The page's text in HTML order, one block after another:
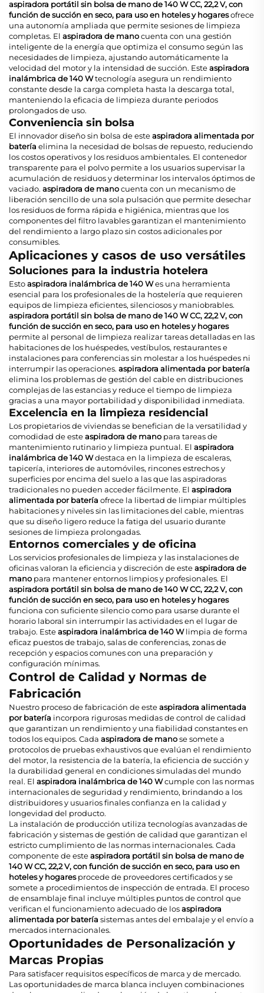
aspiradora portátil sin bolsa de mano de 140 W CC, 22,2 V, con
función de succión en seco, para uso en hoteles y hogaresofrece
una autonomía ampliada que permite sesiones de limpieza
completas. El aspiradora de manocuenta con una gestión
inteligente de la energía que optimiza el consumo según las
necesidades de limpieza, ajustando automáticamente la
velocidad del motor y la intensidad de succión. Esteaspiradora
inalámbrica de 140 Wtecnología asegura un rendimiento
constante desde la carga completa hasta la descarga total,
manteniendo la eficacia de limpieza durante periodos
prolongados de uso.
Conveniencia sin bolsa
El innovador diseño sin bolsa de esteaspiradora alimentada por
batería elimina la necesidad de bolsas de repuesto, reduciendo
los costos operativos y los residuos ambientales. El contenedor
transparente para el polvo permite a los usuarios supervisar la
acumulación de residuos y determinar los intervalos óptimos de
vaciado. aspiradora de manocuenta con un mecanismo de
liberación sencillo de una sola pulsación que permite desechar
los residuos de forma rápida e higiénica, mientras que los
componentes del filtro lavables garantizan el mantenimiento
del rendimiento a largo plazo sin costos adicionales por
consumibles.
Aplicaciones y casos de uso versátiles
Soluciones para la industria hotelera
Estoaspiradora inalámbrica de 140 Wes una herramienta
esencial para los profesionales de la hostelería que requieren
equipos de limpieza eficientes, silenciosos y maniobrables.
aspiradora portátil sin bolsa de mano de 140 W CC, 22,2 V, con
función de succión en seco, para uso en hoteles y hogares
permite al personal de limpieza realizar tareas detalladas en las
habitaciones de los huéspedes, vestíbulos, restaurantes e
instalaciones para conferencias sin molestar a los huéspedes ni
interrumpir las operaciones. aspiradora alimentada por batería
elimina los problemas de gestión del cable en distribuciones
complejas de las estancias y reduce el tiempo de limpieza
gracias a una mayor portabilidad y disponibilidad inmediata.
Excelencia en la limpieza residencial
Los propietarios de viviendas se benefician de la versatilidad y
comodidad de esteaspiradora de mano para tareas de
mantenimiento rutinario y limpieza puntual. El aspiradora
inalámbrica de 140 Wdestaca en la limpieza de escaleras,
tapicería, interiores de automóviles, rincones estrechos y
superficies por encima del suelo a las que las aspiradoras
tradicionales no pueden acceder fácilmente. El aspiradora
alimentada por batería ofrece la libertad de limpiar múltiples
habitaciones y niveles sin las limitaciones del cable, mientras
que su diseño ligero reduce la fatiga del usuario durante
sesiones de limpieza prolongadas.
Entornos comerciales y de oficina
Los servicios profesionales de limpieza y las instalaciones de
oficinas valoran la eficiencia y discreción de esteaspiradora de
mano para mantener entornos limpios y profesionales. El
aspiradora portátil sin bolsa de mano de 140 W CC, 22,2 V, con
función de succión en seco, para uso en hoteles y hogares
funciona con suficiente silencio como para usarse durante el
horario laboral sin interrumpir las actividades en el lugar de
trabajo. Esteaspiradora inalámbrica de 140 Wlimpia de forma
eficaz puestos de trabajo, salas de conferencias, zonas de
recepción y espacios comunes con una preparación y
configuración mínimas.
Control de Calidad y Normas de
Fabricación
Nuestro proceso de fabricación de esteaspiradora alimentada
por batería incorpora rigurosas medidas de control de calidad
que garantizan un rendimiento y una fiabilidad constantes en
todos los equipos. Cada aspiradora de manose somete a
protocolos de pruebas exhaustivos que evalúan el rendimiento
del motor, la resistencia de la batería, la eficiencia de succión y
la durabilidad general en condiciones simuladas del mundo
real. El aspiradora inalámbrica de 140 Wcumple con las normas
internacionales de seguridad y rendimiento, brindando a los
distribuidores y usuarios finales confianza en la calidad y
longevidad del producto.
La instalación de producción utiliza tecnologías avanzadas de
fabricación y sistemas de gestión de calidad que garantizan el
estricto cumplimiento de las normas internacionales. Cada
componente de esteaspiradora portátil sin bolsa de mano de
140 W CC, 22,2 V, con función de succión en seco, para uso en
hoteles y hogaresprocede de proveedores certificados y se
somete a procedimientos de inspección de entrada. El proceso
de ensamblaje final incluye múltiples puntos de control que
verifican el funcionamiento adecuado de losaspiradora
alimentada por batería sistemas antes del embalaje y el envío a
mercados internacionales.
Oportunidades de Personalización y
Marcas Propias
Para satisfacer requisitos específicos de marca y de mercado.
Las oportunidades de marca blanca incluyen combinaciones